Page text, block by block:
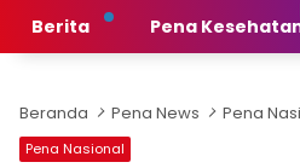
Berita Pena
Beranda Pena News Pena
Pena Nasional